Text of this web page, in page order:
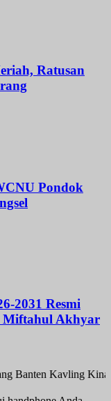
Ratusan
Pondok
2031 Resmi
Miftahul Akhyar
Kavling